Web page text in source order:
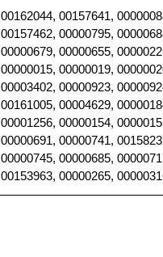
00162044, 00157641,
00157462, 00000795,
00000679, 00000655,
00000015, 00000019,
00003402, 00000923,
00161005, 00004629,
00001256, 00000154,
00000691, 00000741,
00000745, 00000685,
00153963, 00000265,